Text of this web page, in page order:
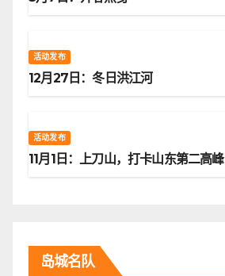
活动发布
12月27日：冬日洪江河
活动发布
11月1日：上刀山，打卡山东第二高峰
岛城名队